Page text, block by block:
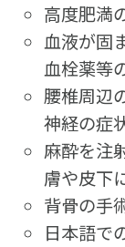
高度肥満
血液が固
血栓薬等
腰椎周辺
神経の症
麻酔を注
膚や皮下
背骨の手
日本語で